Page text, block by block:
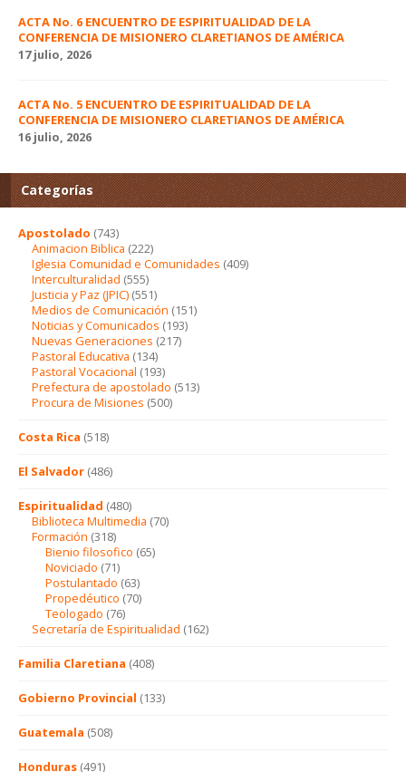
ACTA No. 6 ENCUENTRO DE ESPIRITUALIDAD DE LA
CONFERENCIA DE MISIONERO CLARETIANOS DE AMÉRICA
17 julio, 2026
ACTA No. 5 ENCUENTRO DE ESPIRITUALIDAD DE LA
CONFERENCIA DE MISIONERO CLARETIANOS DE AMÉRICA
16 julio, 2026
Categorías
Apostolado (743)
Animacion Biblica (222)
Iglesia Comunidad e Comunidades (409)
Interculturalidad (555)
Justicia y Paz (JPIC) (551)
Medios de Comunicación (151)
Noticias y Comunicados (193)
Nuevas Generaciones (217)
Pastoral Educativa (134)
Pastoral Vocacional (193)
Prefectura de apostolado (513)
Procura de Misiones (500)
Costa Rica (518)
El Salvador (486)
Espiritualidad (480)
Biblioteca Multimedia (70)
Formación (318)
Bienio filosofico (65)
Noviciado (71)
Postulantado (63)
Propedéutico (70)
Teologado (76)
Secretaría de Espiritualidad (162)
Familia Claretiana (408)
Gobierno Provincial (133)
Guatemala (508)
Honduras (491)